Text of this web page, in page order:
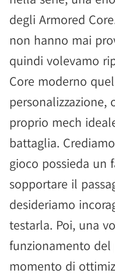
degli Armored
non hanno mai
quindi volevamo
Core moderno
personalizzazione,
proprio mech
battaglia.
gioco possieda un
sopportare il
desideriamo
testarla. Poi, una
funzionamento del
momento di